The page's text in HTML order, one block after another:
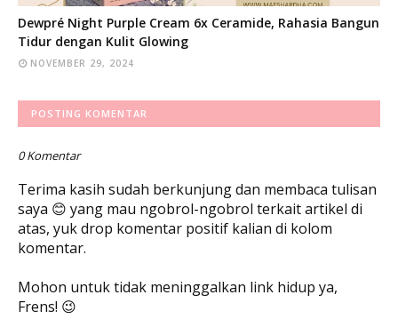
Dewpré Night Purple Cream 6x Ceramide, Rahasia Bangun
Tidur dengan Kulit Glowing
NOVEMBER 29, 2024
POSTING KOMENTAR
0 Komentar
Terima kasih sudah berkunjung dan membaca tulisan
saya 😊 yang mau ngobrol-ngobrol terkait artikel di
atas, yuk drop komentar positif kalian di kolom
komentar.
Mohon untuk tidak meninggalkan link hidup ya,
Frens! 😉